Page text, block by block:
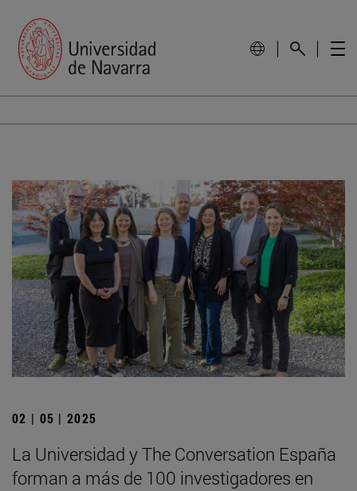
02 | 05 | 2025
La Universidad y The Conversation España
forman a más de 100 investigadores en